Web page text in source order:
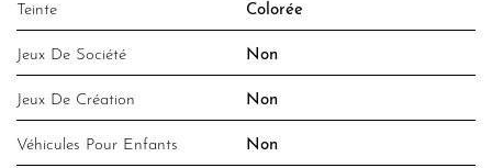
Teinte Colorée
Jeux De Société Non
Jeux De Création Non
Véhicules Pour Enfants Non